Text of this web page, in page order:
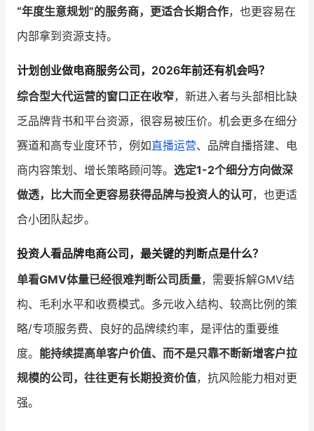
“年度生意规划”的服务商，更适合长期合作，也更容易在
内部拿到资源支持。
计划创业做电商服务公司，2026年前还有机会吗？
综合型大代运营的窗口正在收窄，新进入者与头部相比缺
乏品牌背书和平台资源，很容易被压价。机会更多在细分
赛道和高专业度环节，例如直播运营、品牌自播搭建、电
商内容策划、增长策略顾问等。 选定1-2个细分方向做深
做透，比大而全更容易获得品牌与投资人的认可，也更适
合小团队起步。
投资人看品牌电商公司，最关键的判断点是什么？
单看GMV体量已经很难判断公司质量，需要拆解GMV结
构、毛利水平和收费模式。多元收入结构、较高比例的策
略/专项服务费、良好的品牌续约率，是评估的重要维
度。 能持续提高单客户价值、而不是只靠不断新增客户拉
规模的公司，往往更有长期投资价值，抗风险能力相对更
强。